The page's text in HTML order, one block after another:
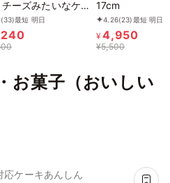
チーズみたいなケー
ｇ、［グルテン
］魔法の チーズ
ヌ チーズケーキ
(33)最短 明日
17cm
4.26(23)最短 明日
¥4,950
¥5,500
お菓子（おいしい
応ケーキあんしん